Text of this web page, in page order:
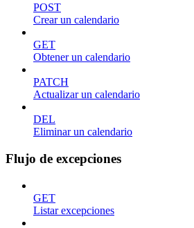
POST
Crear un calendario
GET
Obtener un calendario
PATCH
Actualizar un calendario
DEL
Eliminar un calendario
Flujo de excepciones
GET
Listar excepciones